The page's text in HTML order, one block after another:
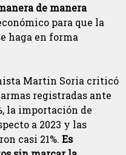
de manera
para que la
haga en forma
Martin Soria criticó
registradas ante
la importación de
a 2023 y las
casi 21%. Es